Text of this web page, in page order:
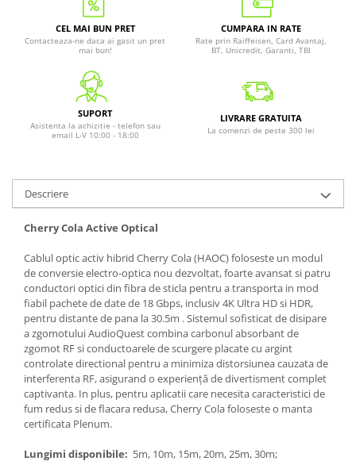
CEL MAI BUN PRET
Contacteaza-ne daca ai gasit un pret
mai bun!
CUMPARA IN RATE
Rate prin Raiffeisen, Card Avantaj,
BT, Unicredit, Garanti, TBI
SUPORT
Asistenta la achizitie - telefon sau
email L-V 10:00 - 18:00
LIVRARE GRATUITA
La comenzi de peste 300 lei
Descriere
Cherry Cola Active Optical
Cablul optic activ hibrid Cherry Cola (HAOC) foloseste un modul
de conversie electro-optica nou dezvoltat, foarte avansat si patru
conductori optici din fibra de sticla pentru a transporta in mod
fiabil pachete de date de 18 Gbps, inclusiv 4K Ultra HD si HDR,
pentru distante de pana la 30.5m . Sistemul sofisticat de disipare
a zgomotului AudioQuest combina carbonul absorbant de
zgomot RF si conductoarele de scurgere placate cu argint
controlate directional pentru a minimiza distorsiunea cauzata de
interferenta RF, asigurand o experiență de divertisment complet
captivanta. In plus, pentru aplicatii care necesita caracteristici de
fum redus si de flacara redusa, Cherry Cola foloseste o manta
certificata Plenum.
Lungimi disponibile: 5m, 10m, 15m, 20m, 25m, 30m;